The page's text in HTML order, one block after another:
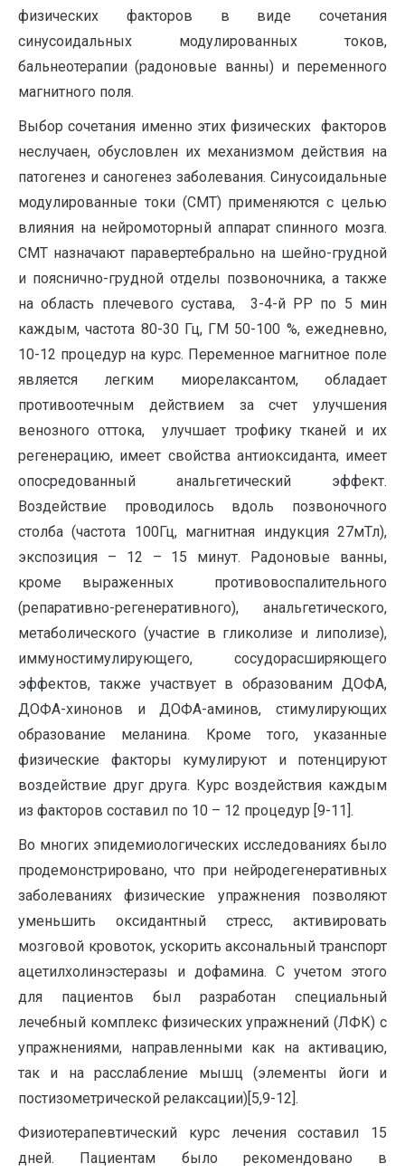
физических факторов в виде сочетания
синусоидальных модулированных токов,
бальнеотерапии (радоновые ванны) и переменного
магнитного поля.
Выбор сочетания именно этих физических факторов
неслучаен, обусловлен их механизмом действия на
патогенез и саногенез заболевания. Синусоидальные
модулированные токи (СМТ) применяются с целью
влияния на нейромоторный аппарат спинного мозга.
СМТ назначают паравертебрально на шейно-грудной
и пояснично-грудной отделы позвоночника, а также
на область плечевого сустава, 3-4-й РР по 5 мин
каждым, частота 80-30 Гц, ГМ 50-100 %, ежедневно,
10-12 процедур на курс. Переменное магнитное поле
является легким миорелаксантом, обладает
противоотечным действием за счет улучшения
венозного оттока, улучшает трофику тканей и их
регенерацию, имеет свойства антиоксиданта, имеет
опосредованный анальгетический эффект.
Воздействие проводилось вдоль позвоночного
столба (частота 100Гц, магнитная индукция 27мТл),
экспозиция – 12 – 15 минут. Радоновые ванны,
кроме выраженных противовоспалительного
(репаративно-регенеративного), анальгетического,
метаболического (участие в гликолизе и липолизе),
иммуностимулирующего, сосудорасширяющего
эффектов, также участвует в образованим ДОФА,
ДОФА-хинонов и ДОФА-аминов, стимулирующих
образование меланина. Кроме того, указанные
физические факторы кумулируют и потенцируют
воздействие друг друга. Курс воздействия каждым
из факторов составил по 10 – 12 процедур [9-11].
Во многих эпидемиологических исследованиях было
продемонстрировано, что при нейродегенеративных
заболеваниях физические упражнения позволяют
уменьшить оксидантный стресс, активировать
мозговой кровоток, ускорить аксональный транспорт
ацетилхолинэстеразы и дофамина. С учетом этого
для пациентов был разработан специальный
лечебный комплекс физических упражнений (ЛФК) с
упражнениями, направленными как на активацию,
так и на расслабление мышц (элементы йоги и
постизометрической релаксации)[5,9-12].
Физиотерапевтический курс лечения составил 15
дней. Пациентам было рекомендовано в